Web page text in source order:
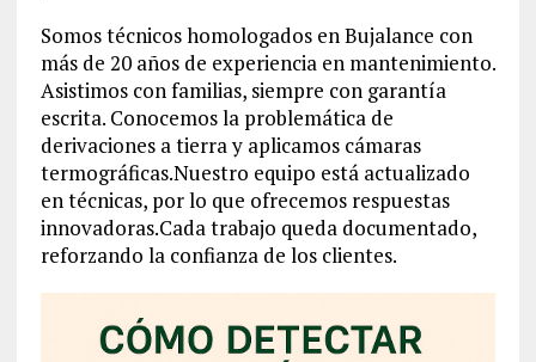
Somos técnicos homologados en Bujalance con
más de 20 años de experiencia en mantenimiento.
Asistimos con familias, siempre con garantía
escrita. Conocemos la problemática de
derivaciones a tierra y aplicamos cámaras
termográficas.Nuestro equipo está actualizado
en técnicas, por lo que ofrecemos respuestas
innovadoras.Cada trabajo queda documentado,
reforzando la confianza de los clientes.